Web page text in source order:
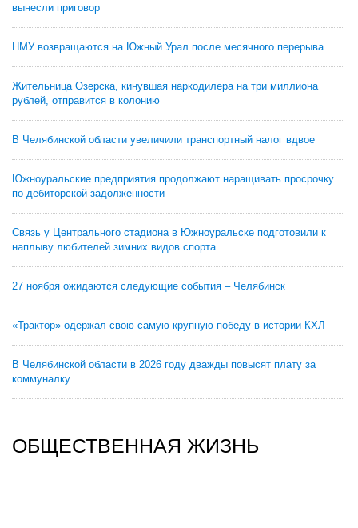
вынесли приговор
НМУ возвращаются на Южный Урал после месячного перерыва
Жительница Озерска, кинувшая наркодилера на три миллиона
рублей, отправится в колонию
В Челябинской области увеличили транспортный налог вдвое
Южноуральские предприятия продолжают наращивать просрочку
по дебиторской задолженности
Связь у Центрального стадиона в Южноуральске подготовили к
наплыву любителей зимних видов спорта
27 ноября ожидаются следующие события – Челябинск
«Трактор» одержал свою самую крупную победу в истории КХЛ
В Челябинской области в 2026 году дважды повысят плату за
коммуналку
ОБЩЕСТВЕННАЯ ЖИЗНЬ